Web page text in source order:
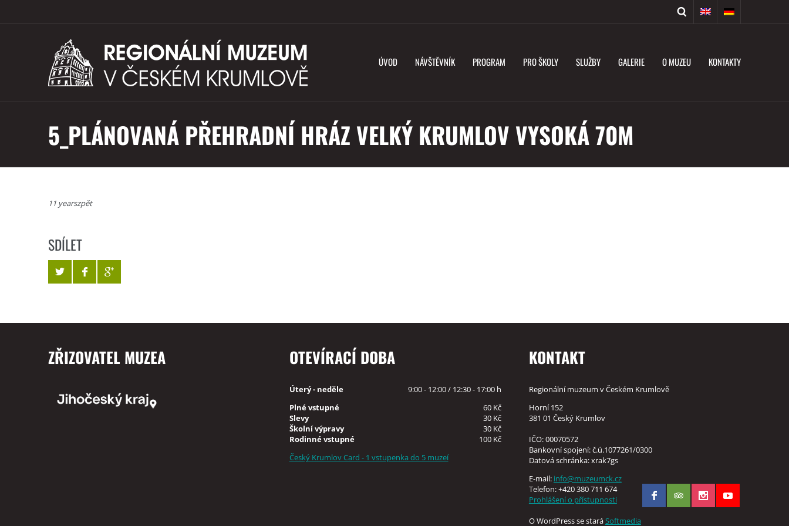
ÚVOD NÁVŠTĚVNÍK PROGRAM PRO ŠKOLY SLUŽBY GALERIE O MUZEU KONTAKTY
5_PLÁNOVANÁ PŘEHRADNÍ HRÁZ VELKÝ KRUMLOV VYSOKÁ 70M
11 yearszpět
SDÍLET
ZŘIZOVATEL MUZEA OTEVÍRACÍ DOBA
Úterý - neděle
9:00 - 12:00 / 12:30 - 17:00 h
Plné vstupné
60 Kč
Slevy
30 Kč
Školní výpravy
30 Kč
Rodinné vstupné
100 Kč
Český Krumlov Card - 1 vstupenka do 5 muzeí
KONTAKT
Regionální muzeum v Českém Krumlově
Horní 152
381 01 Český Krumlov
IČO: 00070572
Bankovní spojení: č.ú.1077261/0300
Datová schránka: xrak7gs
E-mail: info@muzeumck.cz
Telefon: +420 380 711 674
Prohlášení o přístupnosti
O WordPress se staráSoftmedia